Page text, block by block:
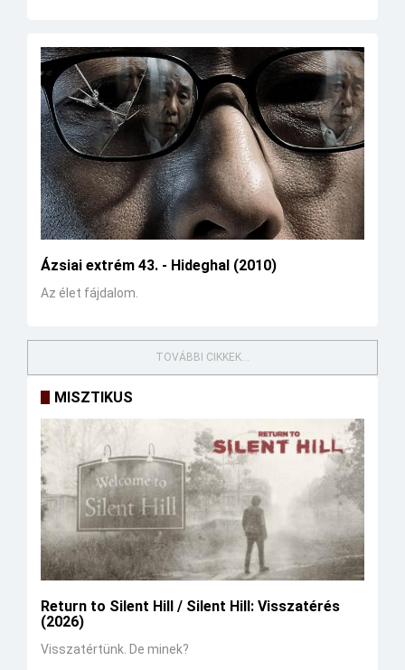
Ázsiai extrém 43. - Hideghal (2010)
Az élet fájdalom.
TOVÁBBI CIKKEK...
MISZTIKUS
Return to Silent Hill / Silent Hill: Visszatérés
(2026)
Visszatértünk. De minek?